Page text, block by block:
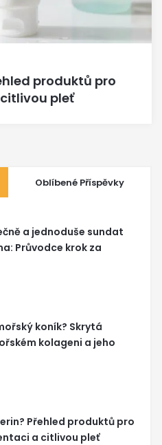
produktů pro
pleť
Oblíbené Příspěvky
a jednoduše sundat
Průvodce krok za
koník? Skrytá
kolageni a jeho
Přehled produktů pro
a citlivou pleť